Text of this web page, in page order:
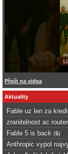
Přejít na videa
Aktuality
Fable uz len za
zranitelnost ac
Fable 5 is back (5)
Anthropic vypol